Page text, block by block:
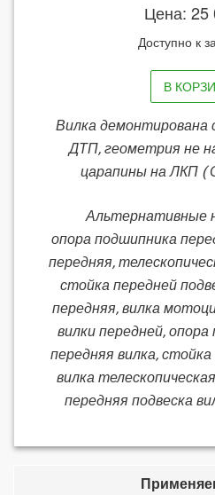
Цена: 25
Доступно к
В
Вилка демонтирована
ДТП, геометрия не
царапины на ЛКП
Альтернативные
опора подшипника
передняя,
стойка передней
передняя, вилка
вилки передней,
передняя вилка,
вилка
передняя подвеска